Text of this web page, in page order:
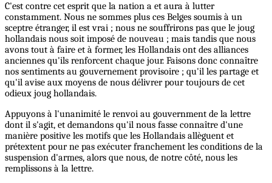
C'est contre cet esprit que la nation a et aura à lutter
constamment. Nous ne sommes plus ces Belges soumis à un
sceptre étranger, il est vrai ; nous ne souffrirons pas que le joug
hollandais nous soit imposé de nouveau ; mais tandis que nous
avons tout à faire et à former, les Hollandais ont des alliances
anciennes qu'ils renforcent chaque jour. Faisons donc connaître
nos sentiments au gouvernement provisoire ; qu'il les partage et
qu'il avise aux moyens de nous délivrer pour toujours de cet
odieux joug hollandais.
Appuyons à l'unanimité le renvoi au gouvernment de la lettre
dont il s'agit, et demandons qu'il nous fasse connaître d'une
manière positive les motifs que les Hollandais allèguent et
prétextent pour ne pas exécuter franchement les conditions de la
suspension d'armes, alors que nous, de notre côté, nous les
remplissons à la lettre.